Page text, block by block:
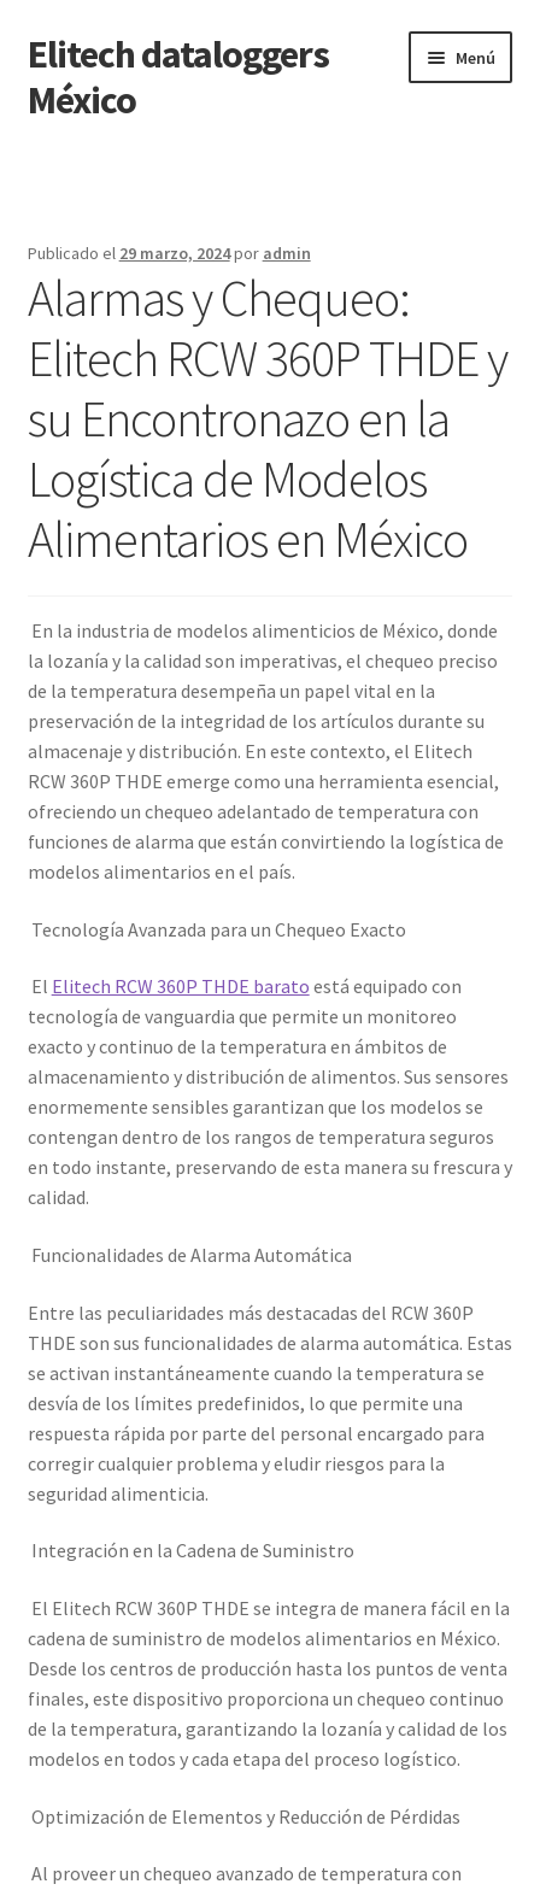
Saltar
a
navegación
Ir
al
contenido
Elitech dataloggers
México
Menú
Finalizar compra
Mi cuenta
Página de ejemplo
Tienda
Publicado el 29 marzo, 2024por admin
Alarmas y Chequeo:
Elitech RCW 360P THDE y
su Encontronazo en la
Logística de Modelos
Alimentarios en México
En la industria de modelos alimenticios de México, donde
la lozanía y la calidad son imperativas, el chequeo preciso
de la temperatura desempeña un papel vital en la
preservación de la integridad de los artículos durante su
almacenaje y distribución. En este contexto, el Elitech
RCW 360P THDE emerge como una herramienta esencial,
ofreciendo un chequeo adelantado de temperatura con
funciones de alarma que están convirtiendo la logística de
modelos alimentarios en el país.
Tecnología Avanzada para un Chequeo Exacto
El Elitech RCW 360P THDE barato está equipado con
tecnología de vanguardia que permite un monitoreo
exacto y continuo de la temperatura en ámbitos de
almacenamiento y distribución de alimentos. Sus sensores
enormemente sensibles garantizan que los modelos se
contengan dentro de los rangos de temperatura seguros
en todo instante, preservando de esta manera su frescura y
calidad.
Funcionalidades de Alarma Automática
Entre las peculiaridades más destacadas del RCW 360P
THDE son sus funcionalidades de alarma automática. Estas
se activan instantáneamente cuando la temperatura se
desvía de los límites predefinidos, lo que permite una
respuesta rápida por parte del personal encargado para
corregir cualquier problema y eludir riesgos para la
seguridad alimenticia.
Integración en la Cadena de Suministro
El Elitech RCW 360P THDE se integra de manera fácil en la
cadena de suministro de modelos alimentarios en México.
Desde los centros de producción hasta los puntos de venta
finales, este dispositivo proporciona un chequeo continuo
de la temperatura, garantizando la lozanía y calidad de los
modelos en todos y cada etapa del proceso logístico.
Optimización de Elementos y Reducción de Pérdidas
Al proveer un chequeo avanzado de temperatura con